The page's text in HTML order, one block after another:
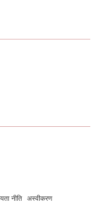
नीति अस्वीकरण